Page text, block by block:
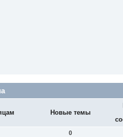
Новые темы
0